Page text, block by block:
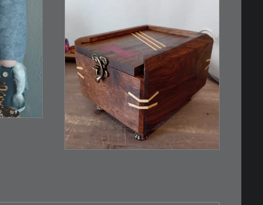
€39,00
Eine kleine, simple
Schatulle aus
Nussbaum…